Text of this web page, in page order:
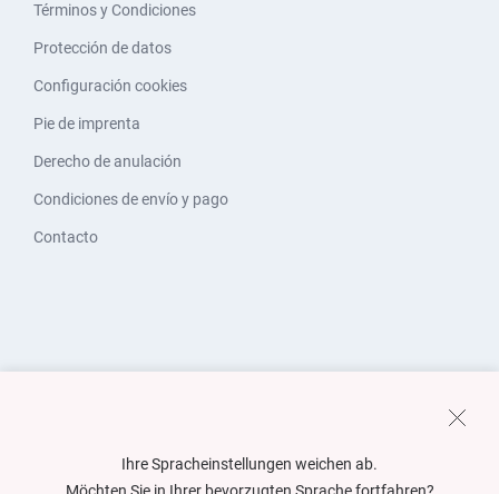
Términos y Condiciones
Protección de datos
Configuración cookies
Pie de imprenta
Derecho de anulación
Condiciones de envío y pago
Contacto
Ihre Spracheinstellungen weichen ab.